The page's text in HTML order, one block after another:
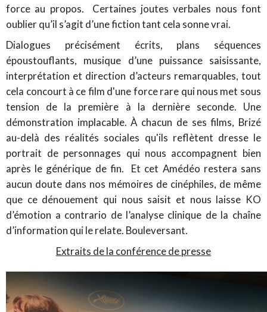
force au propos. Certaines joutes verbales nous font
oublier qu’il s’agit d’une fiction tant cela sonne vrai.
Dialogues précisément écrits, plans séquences
époustouflants, musique d’une puissance saisissante,
interprétation et direction d’acteurs remarquables, tout
cela concourt à ce film d'une force rare qui nous met sous
tension de la première à la dernière seconde. Une
démonstration implacable. À chacun de ses films, Brizé
au-delà des réalités sociales qu'ils reflètent dresse le
portrait de personnages qui nous accompagnent bien
après le générique de fin. Et cet Amédéo restera sans
aucun doute dans nos mémoires de cinéphiles, de même
que ce dénouement qui nous saisit et nous laisse KO
d’émotion a contrario de l’analyse clinique de la chaîne
d’information qui le relate. Bouleversant.
Extraits de la conférence de presse